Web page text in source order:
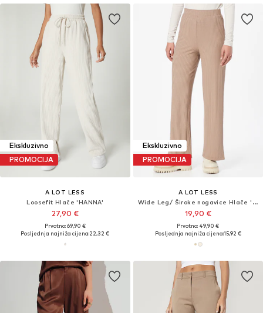
Ekskluzivno
PROMOCIJA
A LOT LESS
Loosefit Hlače 'HANNA'
27,90 €
Prvotno: 69,90 €
Posljednja najniža cijena:22,32 €
Ekskluzivno
PROMOCIJA
A LOT LESS
Wide Leg/ Široke nogavice Hlače 'Tamlyn'
19,90 €
Prvotno: 49,90 €
Posljednja najniža cijena:15,92 €